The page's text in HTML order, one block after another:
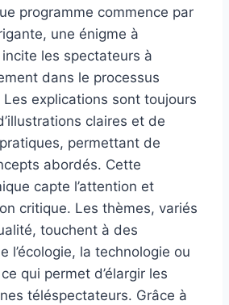
programme commence par
une énigme à
les spectateurs à
dans le processus
Les explications sont toujours
claires et de
permettant de
abordés. Cette
capte l’attention et
critique. Les thèmes, variés
touchent à des
l’écologie, la technologie ou
qui permet d’élargir les
téléspectateurs. Grâce à